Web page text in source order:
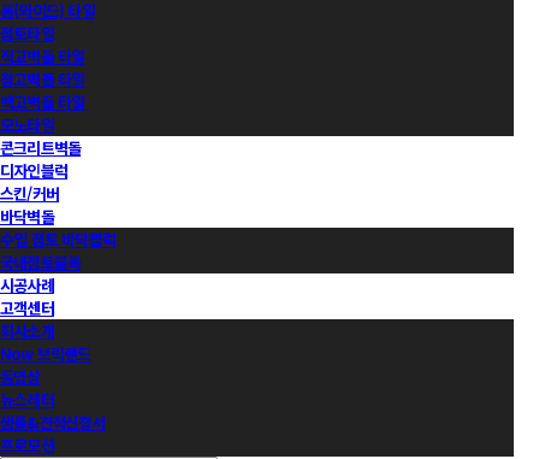
롱(와이드) 타일
점토타일
적고벽돌 타일
청고벽돌 타일
백고벽돌 타일
모노타일
콘크리트벽돌
디자인블럭
스킨/커버
바닥벽돌
수입 점토 바닥블럭
국내점토블록
시공사례
고객센터
회사소개
Now 브릭랜드
동영상
뉴스레터
샘플&견적신청서
프로모션